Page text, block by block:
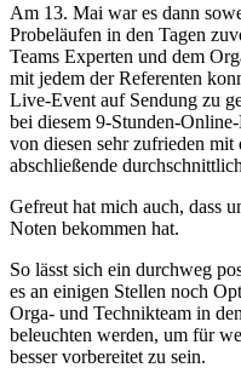
Am 13. Mai war es dann
Probeläufen in den Tagen
Teams Experten und dem
mit jedem der Referenten
Live-Event auf Sendung zu
bei diesem 9-Stunden-
von diesen sehr zufrieden
abschließende
Gefreut hat mich auch, dass
Noten bekommen hat.
So lässt sich ein durchweg
es an einigen Stellen noch
Orga- und Technikteam in
beleuchten werden, um für
besser vorbereitet zu sein.